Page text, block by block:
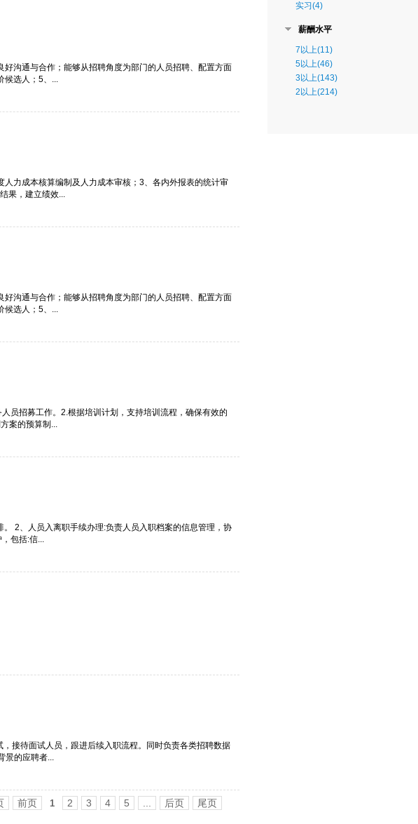
沟通与合作；能够从招聘角度为部门的人员招聘、配置方面
候选人；5、...
力成本核算编制及人力成本审核；3、各内外报表的统计审
果，建立绩效...
沟通与合作；能够从招聘角度为部门的人员招聘、配置方面
候选人；5、...
员招募工作。2.根据培训计划，支持培训流程，确保有效的
案的预算制...
2、人员入离职手续办理:负责人员入职档案的信息管理，协
包括:信...
接待面试人员，跟进后续入职流程。同时负责各类招聘数据
景的应聘者...
前页 1 2 3 4 5 后页 尾页
实习(4)
薪酬水平
7以上(11)
5以上(46)
3以上(143)
2以上(214)